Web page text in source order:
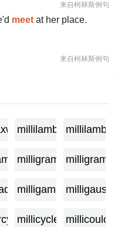
来自柯林斯例句
meet at her place.
来自柯林斯例句
millilambda
milligrame
milligammamilligauss
millicycle